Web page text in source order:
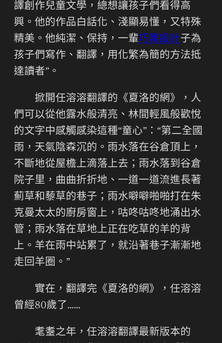
譯創作兒童文學，總想讓孩子們看得高
興。他的作品白話化、淺顯易懂，又特殊
精美。他純潔、保持，一輩巧寓設計子為
孩子們寫作、翻譯，用化繁為簡的方法抵
達讀者”。
掀開任溶溶翻譯的《夏洛的網》，人
們可以從他露水般清亮、林間輕風般歡悅
的文字中感觸感染這種“童心”：“第二全國
雨，天氣陰森沉的。雨水落在谷倉頂上，
不斷地從屋檐上滴落上去；雨水落到谷倉
院子里，曲曲折折地、一道一道流進長著
薊草和藜草的巷子；雨水噼噼啪啪打在朱
克曼太太的廚房窗上，咕咚咕咚地涌出水
管；雨水落在草地上正在吃草的羊的背
上。羊在雨中站累了，就沿著巷子漸漸地
走回羊圈。”
實在，翻譯完《夏洛的網》，任溶溶
曾經80歲了……
耄耋之年，任溶溶翻譯最新版本的